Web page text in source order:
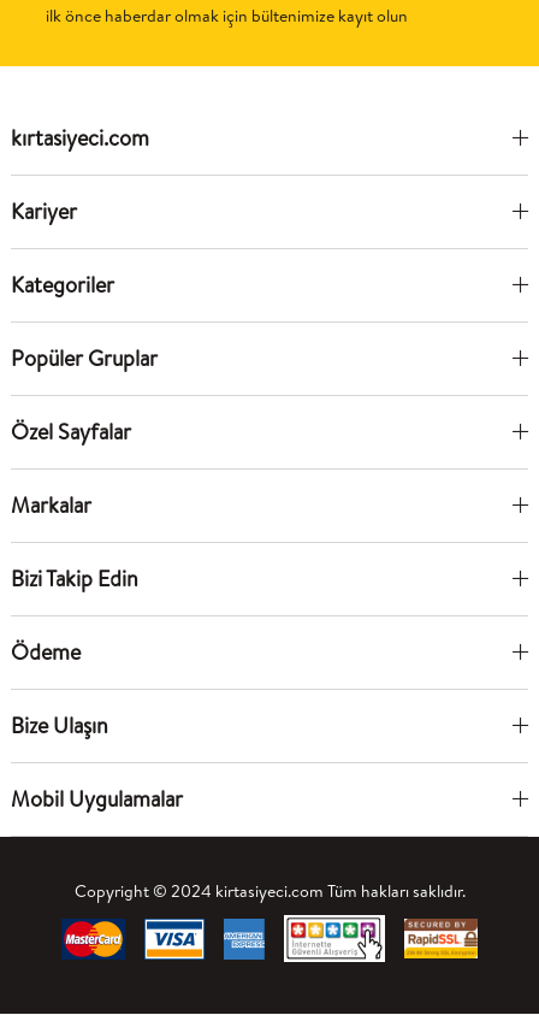
ilk önce haberdar olmak için bültenimize kayıt olun
kırtasiyeci.com
Kariyer
Kategoriler
Popüler Gruplar
Özel Sayfalar
Markalar
Bizi Takip Edin
Ödeme
Bize Ulaşın
Mobil Uygulamalar
Copyright © 2024 kirtasiyeci.com Tüm hakları saklıdır.